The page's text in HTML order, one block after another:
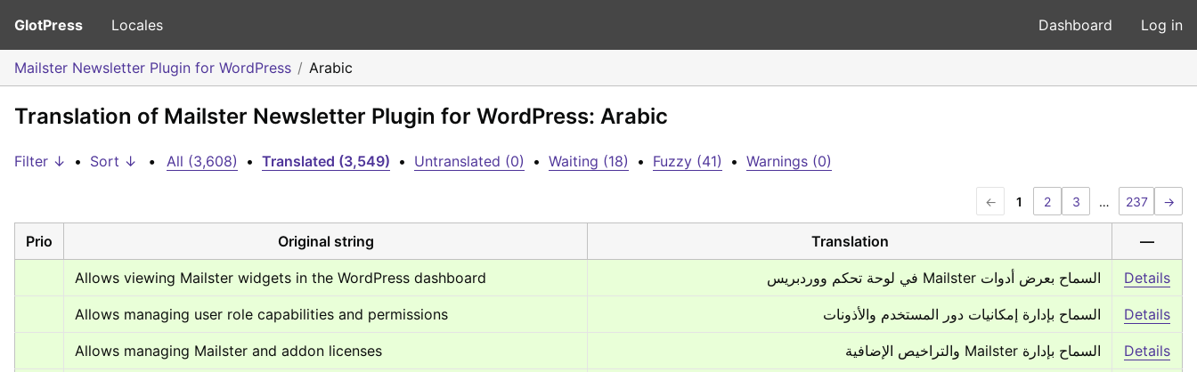
GlotPress Locales Dashboard Log in
Mailster Newsletter Plugin for WordPress Arabic
Translation of Mailster Newsletter Plugin for WordPress: Arabic
Filter ↓ • Sort ↓ • All (3,608) • Translated (3,549) • Untranslated (0) • Waiting (18) • Fuzzy (41) • Warnings (0)
← 1 2 3 … 237 →
Prio Original string Translation —
Allows viewing Mailster widgets in the WordPress dashboard السماح بعرض أدوات Mailster في لوحة تحكم ووردبريس Details
Allows managing user role capabilities and permissions السماح بإدارة إمكانيات دور المستخدم والأذونات Details
Allows managing Mailster and addon licenses السماح بإدارة Mailster والتراخيص الإضافية Details